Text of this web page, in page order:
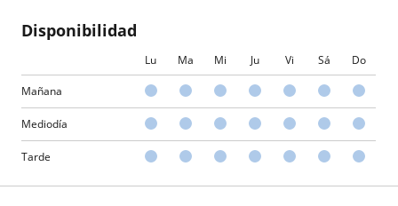
Disponibilidad
Lu Ma Mi Ju Vi Sá Do
Mañana
Mediodía
Tarde